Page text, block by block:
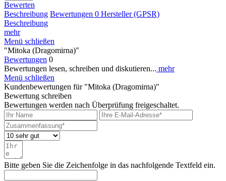
Bewerten
Beschreibung Bewertungen 0 Hersteller (GPSR)
Beschreibung
mehr
Menü schließen
"Mitoka (Dragomirna)"
Bewertungen 0
Bewertungen lesen, schreiben und diskutieren... mehr
Menü schließen
Kundenbewertungen für "Mitoka (Dragomirna)"
Bewertung schreiben
Bewertungen werden nach Überprüfung freigeschaltet.
Bitte geben Sie die Zeichenfolge in das nachfolgende Textfeld ein.